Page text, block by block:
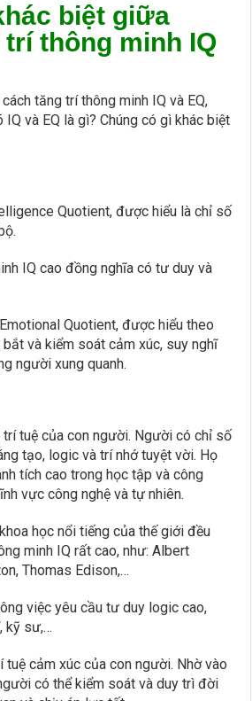
biệt giữa
thông minh IQ
tăng trí thông minh IQ và EQ,
IQ và EQ là gì? Chúng có gì khác biệt
Quotient, được hiểu là chỉ số
IQ cao đồng nghĩa có tư duy và
Quotient, được hiểu theo
bắt và kiểm soát cảm xúc, suy nghĩ
người xung quanh.
tuệ của con người. Người có chỉ số
tạo, logic và trí nhớ tuyệt vời. Họ
tích cao trong học tập và công
vực công nghệ và tự nhiên.
học nổi tiếng của thế giới đều
minh IQ rất cao, như: Albert
Thomas Edison,…
việc yêu cầu tư duy logic cao,
kỹ sư,…
tuệ cảm xúc của con người. Nhờ vào
có thể kiểm soát và duy trì đời